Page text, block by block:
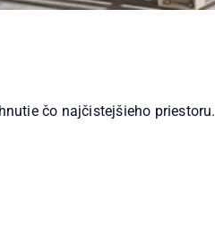
čo najčistejšieho priestoru.